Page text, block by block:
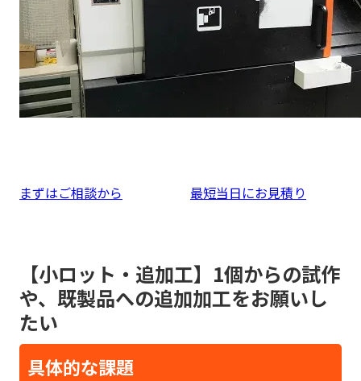
まずはご相談から 最短当日にお見積り
【小ロット・追加工】1個からの試作
や、既製品への追加加工をお願いし
たい
具体的な課題